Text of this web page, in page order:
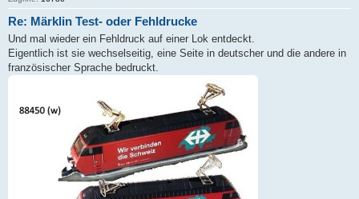
Re: Märklin Test- oder Fehldrucke
Und mal wieder ein Fehldruck auf einer Lok entdeckt.
Eigentlich ist sie wechselseitig, eine Seite in deutscher und die andere in
französischer Sprache bedruckt.